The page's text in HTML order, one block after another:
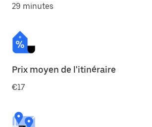
29 minutes
Prix moyen de l'itinéraire
€17